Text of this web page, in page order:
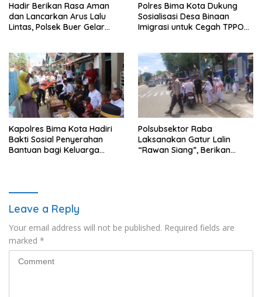
Hadir Berikan Rasa Aman
dan Lancarkan Arus Lalu
Lintas, Polsek Buer Gelar
Polres Bima Kota Dukung
Sosialisasi Desa Binaan
Imigrasi untuk Cegah TPPO
Kapolres Bima Kota Hadiri
Bakti Sosial Penyerahan
Bantuan bagi Keluarga
Polsubsektor Raba
Laksanakan Gatur Lalin
“Rawan Siang”, Berikan
Leave a Reply
Your email address will not be published. Required fields are
marked *